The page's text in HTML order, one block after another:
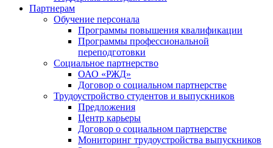
Партнерам
Обучение персонала
Программы повышения квалификации
Программы профессиональной
переподготовки
Социальное партнерство
ОАО «РЖД»
Договор о социальном партнерстве
Трудоустройство студентов и выпускников
Предложения
Центр карьеры
Договор о социальном партнерстве
Мониторинг трудоустройства выпускников